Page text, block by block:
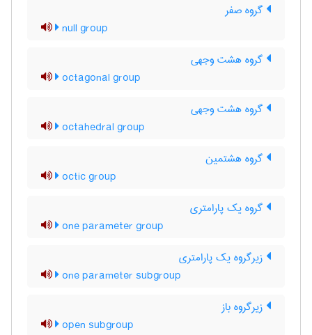
گروه صفر
null group
گروه هشت وجهی
octagonal group
گروه هشت وجهی
octahedral group
گروه هشتمین
octic group
گروه یک پارامتری
one parameter group
زیرگروه یک پارامتری
one parameter subgroup
زیرگروه باز
open subgroup